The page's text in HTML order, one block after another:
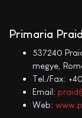
Primaria Praid
537240
megye,
Tel./Fax:
Email:
Web: